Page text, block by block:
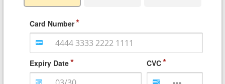
Card Number
Expiry Date CVC